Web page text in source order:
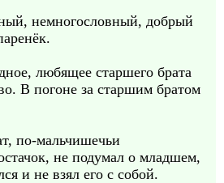
немногословный, добрый
любящее старшего брата
В погоне за старшим братом
по-мальчишечьи
не подумал о младшем,
и не взял его с собой.